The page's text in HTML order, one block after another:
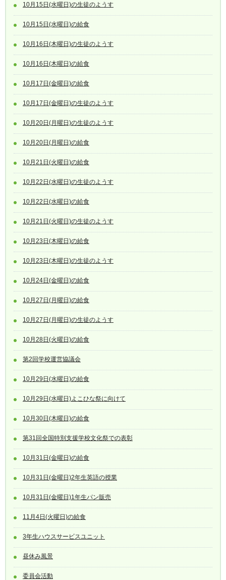
10月15日(水曜日)の生徒のようす
10月15日(水曜日)の給食
10月16日(木曜日)の生徒のようす
10月16日(木曜日)の給食
10月17日(金曜日)の給食
10月17日(金曜日)の生徒のようす
10月20日(月曜日)の生徒のようす
10月20日(月曜日)の給食
10月21日(火曜日)の給食
10月22日(水曜日)の生徒のようす
10月22日(水曜日)の給食
10月21日(火曜日)の生徒のようす
10月23日(木曜日)の給食
10月23日(木曜日)の生徒のようす
10月24日(金曜日)の給食
10月27日(月曜日)の給食
10月27日(月曜日)の生徒のようす
10月28日(火曜日)の給食
第2回学校運営協議会
10月29日(水曜日)の給食
10月29日(水曜日)よこひな祭に向けて
10月30日(木曜日)の給食
第31回全国特別支援学校文化祭での表彰
10月31日(金曜日)の給食
10月31日(金曜日)2年生英語の授業
10月31日(金曜日)1年生パン販売
11月4日(火曜日)の給食
3年生ハウスサービスユニット
昼休み風景
委員会活動